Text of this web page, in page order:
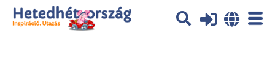
Az oldal sütiket (cookies) használ. További tájékoztatás itt:
Adatvédelmi tájékoztató